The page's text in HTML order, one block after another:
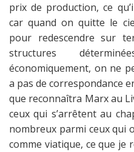
prix de production, ce
car quand on quitte le
pour redescendre sur
structures
économiquement, on ne
a pas de correspondance
que reconnaîtra Marx au
ceux qui s’arrêtent au
nombreux parmi ceux qui
comme viatique, ce que je